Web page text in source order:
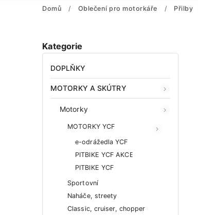
Domů / Oblečení pro motorkáře / Přilby
Kategorie
DOPLŇKY
MOTORKY A SKÚTRY
Motorky
MOTORKY YCF
e-odrážedla YCF
PITBIKE YCF AKCE
PITBIKE YCF
Sportovní
Naháče, streety
Classic, cruiser, chopper